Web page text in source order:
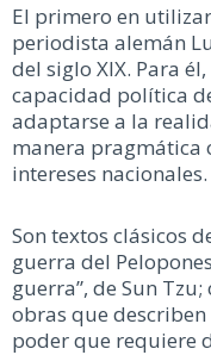
El primero en
periodista alemán
del siglo XIX. Para
capacidad política
adaptarse a la
manera pragmática
intereses nacionales.
Son textos clásicos
guerra del
guerra”, de Sun
obras que
poder que requiere